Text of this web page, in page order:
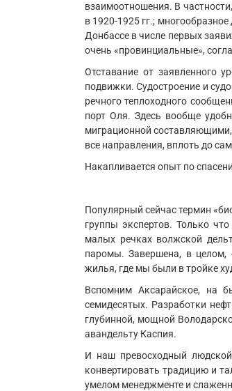
взаимоотношения. В
в 1920-1925 гг.;
Донбассе в числе первых
очень «провинциальные»,
Отставание от заявленного
подвижки. Судостроение и
речного теплоходного
порт Оля. Здесь вообще
миграционной
все направления, вплоть до
Накапливается опыт по
Популярный сейчас термин
группы экспертов. Только
малых речках волжской
паромы. Завершена, в целом,
жилья, где мы были в тройке
Вспомним Аксарайское, на
семидесятых. Разработки
глубинной, мощной
авандельту Каспия.
И наш превосходный
конвертировать традицию и
умелом менеджменте и